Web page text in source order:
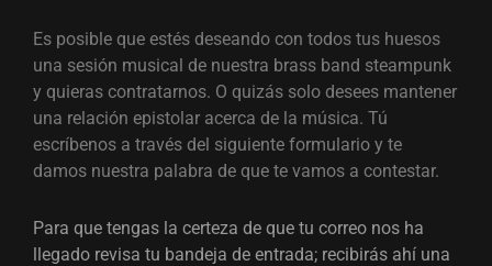
Es posible que estés deseando con todos tus huesos
una sesión musical de nuestra brass band steampunk
y quieras contratarnos. O quizás solo desees mantener
una relación epistolar acerca de la música. Tú
escríbenos a través del siguiente formulario y te
damos nuestra palabra de que te vamos a contestar.
Para que tengas la certeza de que tu correo nos ha
llegado revisa tu bandeja de entrada; recibirás ahí una